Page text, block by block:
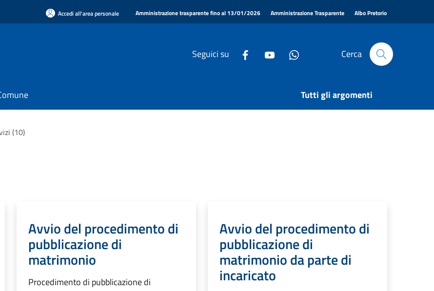
Accedi all'area personale Amministrazione trasparente fino al 13/01/2026 Amministrazione Trasparente Albo Pretorio
Seguici su Cerca
Tutti gli argomenti
(10)
Avvio del procedimento di
pubblicazione di
matrimonio
Procedimento di pubblicazione di
Avvio del procedimento di
pubblicazione di
matrimonio da parte di
incaricato